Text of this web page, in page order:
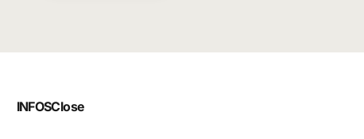
INFOSClose